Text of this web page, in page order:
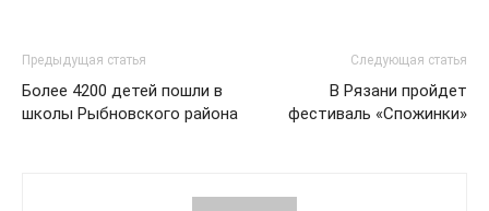
Предыдущая статья
Более 4200 детей пошли в
школы Рыбновского района
Следующая статья
В Рязани пройдет
фестиваль «Спожинки»